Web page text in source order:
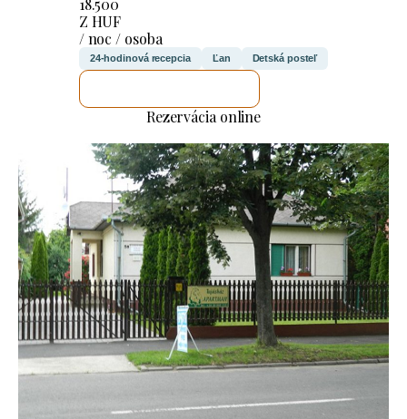
18.500
Z HUF
/ noc / osoba
24-hodinová recepcia Ľan Detská posteľ
Rezervácia online